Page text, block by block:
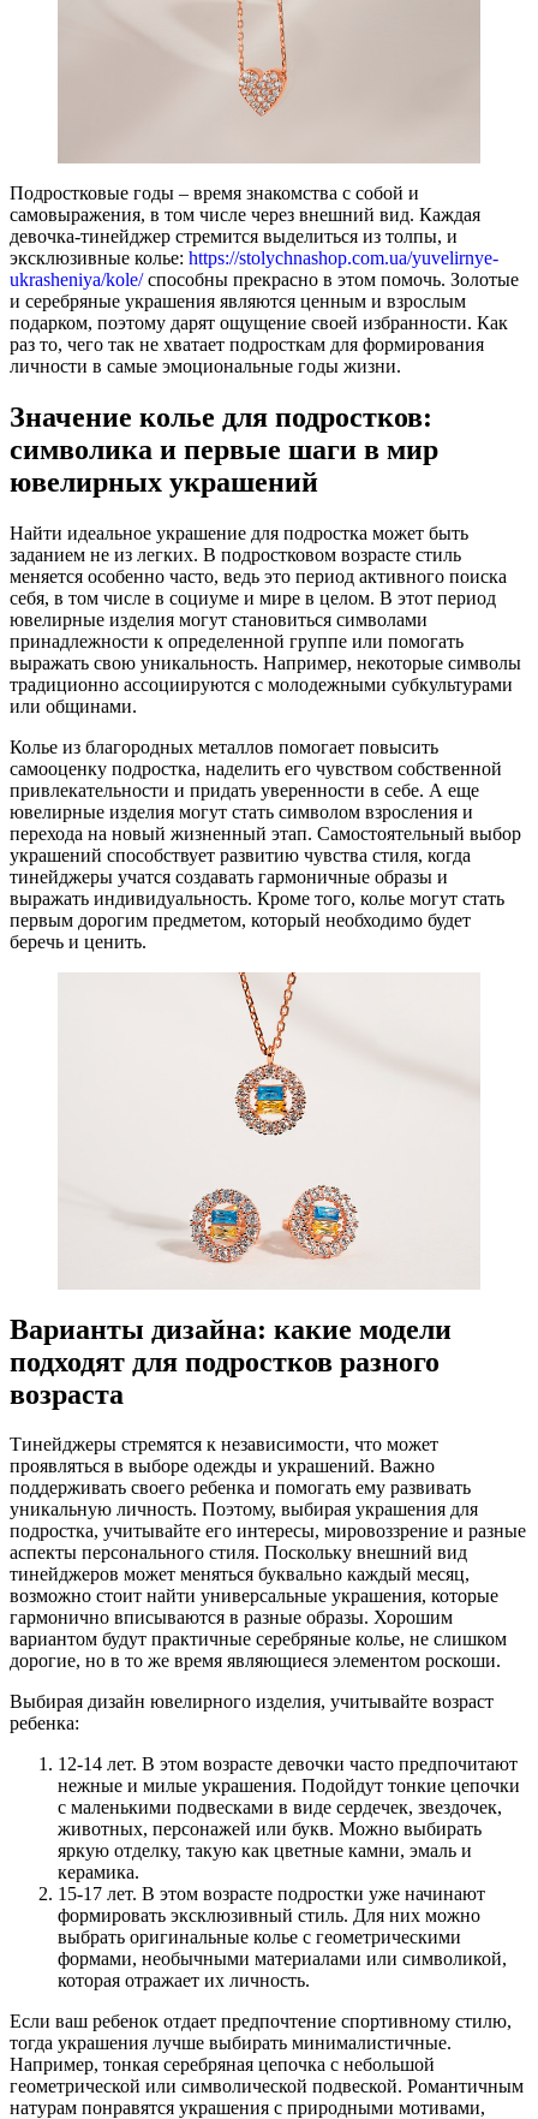
Подростковые годы – время знакомства с собой и
самовыражения, в том числе через внешний вид. Каждая
девочка-тинейджер стремится выделиться из толпы, и
эксклюзивные колье: https://stolychnashop.com.ua/yuvelirnye-
ukrasheniya/kole/способны прекрасно в этом помочь. Золотые
и серебряные украшения являются ценным и взрослым
подарком, поэтому дарят ощущение своей избранности. Как
раз то, чего так не хватает подросткам для формирования
личности в самые эмоциональные годы жизни.
Значение колье для подростков:
символика и первые шаги в мир
ювелирных украшений
Найти идеальное украшение для подростка может быть
заданием не из легких. В подростковом возрасте стиль
меняется особенно часто, ведь это период активного поиска
себя, в том числе в социуме и мире в целом. В этот период
ювелирные изделия могут становиться символами
принадлежности к определенной группе или помогать
выражать свою уникальность. Например, некоторые символы
традиционно ассоциируются с молодежными субкультурами
или общинами.
Колье из благородных металлов помогает повысить
самооценку подростка, наделить его чувством собственной
привлекательности и придать уверенности в себе. А еще
ювелирные изделия могут стать символом взросления и
перехода на новый жизненный этап. Самостоятельный выбор
украшений способствует развитию чувства стиля, когда
тинейджеры учатся создавать гармоничные образы и
выражать индивидуальность. Кроме того, колье могут стать
первым дорогим предметом, который необходимо будет
беречь и ценить.
Варианты дизайна: какие модели
подходят для подростков разного
возраста
Тинейджеры стремятся к независимости, что может
проявляться в выборе одежды и украшений. Важно
поддерживать своего ребенка и помогать ему развивать
уникальную личность. Поэтому, выбирая украшения для
подростка, учитывайте его интересы, мировоззрение и разные
аспекты персонального стиля. Поскольку внешний вид
тинейджеров может меняться буквально каждый месяц,
возможно стоит найти универсальные украшения, которые
гармонично вписываются в разные образы. Хорошим
вариантом будут практичные серебряные колье, не слишком
дорогие, но в то же время являющиеся элементом роскоши.
Выбирая дизайн ювелирного изделия, учитывайте возраст
ребенка:
12-14 лет. В этом возрасте девочки часто предпочитают
нежные и милые украшения. Подойдут тонкие цепочки
с маленькими подвесками в виде сердечек, звездочек,
животных, персонажей или букв. Можно выбирать
яркую отделку, такую как цветные камни, эмаль и
керамика.
15-17 лет. В этом возрасте подростки уже начинают
формировать эксклюзивный стиль. Для них можно
выбрать оригинальные колье с геометрическими
формами, необычными материалами или символикой,
которая отражает их личность.
Если ваш ребенок отдает предпочтение спортивному стилю,
тогда украшения лучше выбирать минималистичные.
Например, тонкая серебряная цепочка с небольшой
геометрической или символической подвеской. Романтичным
натурам понравятся украшения с природными мотивами,